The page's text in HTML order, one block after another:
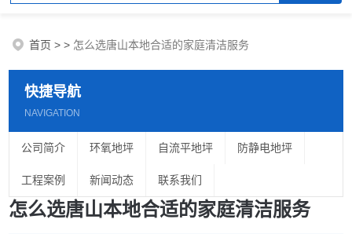
首页 >> 怎么选唐山本地合适的家庭清洁服务
快捷导航
NAVIGATION
公司简介 环氧地坪 自流平地坪 防静电地坪
工程案例 新闻动态 联系我们
怎么选唐山本地合适的家庭清洁服务